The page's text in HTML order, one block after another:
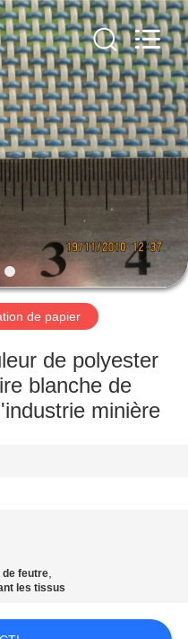
de papier
de polyester
blanche de
minière
feutre,
les tissus